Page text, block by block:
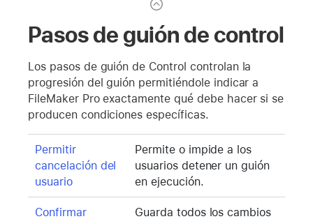
Pasos de guión de control
Los pasos de guión de Control controlan la
progresión del guión permitiéndole indicar a
FileMaker Pro exactamente qué debe hacer si se
producen condiciones específicas.
Permitir
cancelación del
usuario
Permite o impide a los
usuarios detener un guión
en ejecución.
Confirmar
Guarda todos los cambios